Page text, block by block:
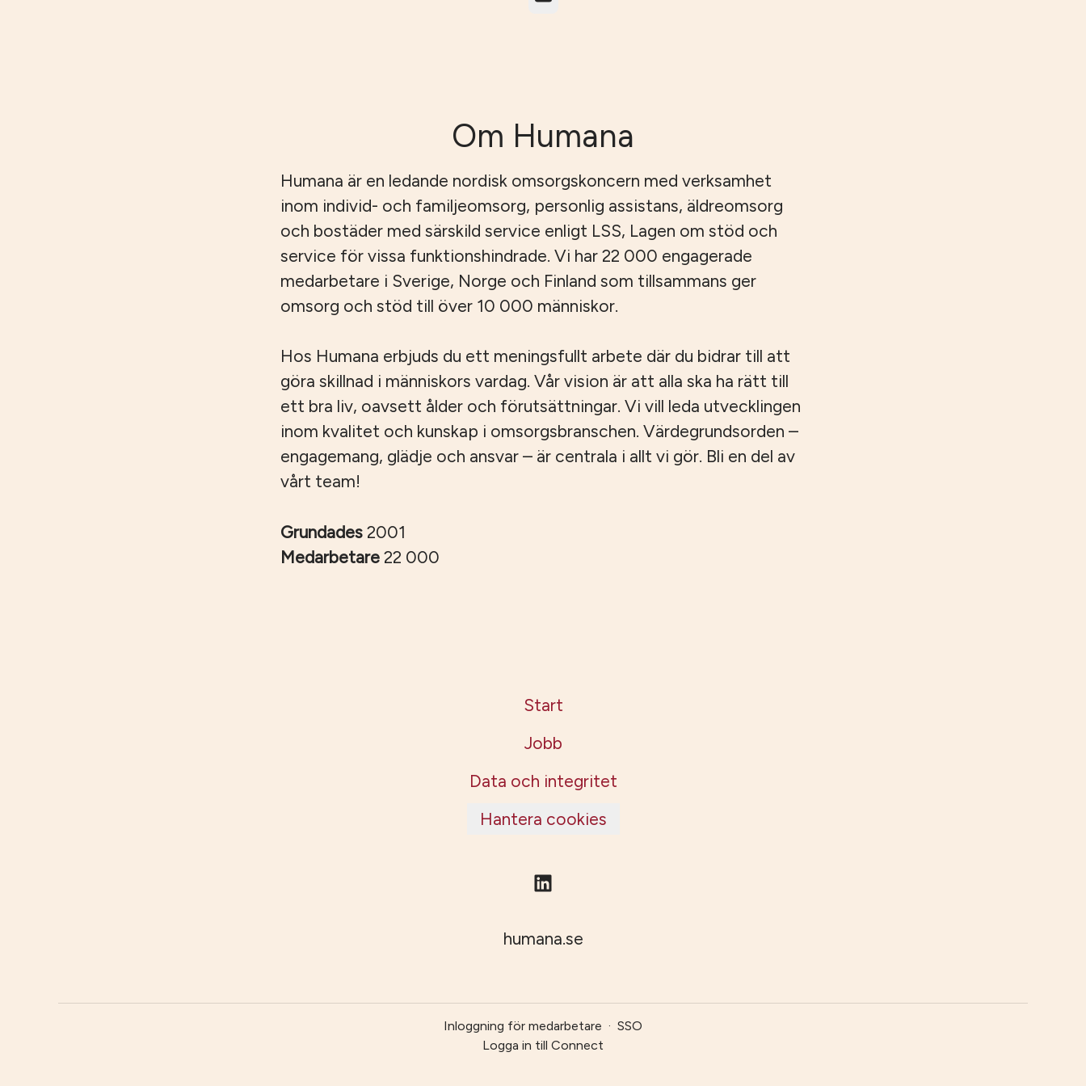
Om Humana
Humana är en ledande nordisk omsorgskoncern med verksamhet
inom individ- och familjeomsorg, personlig assistans, äldreomsorg
och bostäder med särskild service enligt LSS, Lagen om stöd och
service för vissa funktionshindrade. Vi har 22 000 engagerade
medarbetare i Sverige, Norge och Finland som tillsammans ger
omsorg och stöd till över 10 000 människor.
Hos Humana erbjuds du ett meningsfullt arbete där du bidrar till att
göra skillnad i människors vardag. Vår vision är att alla ska ha rätt till
ett bra liv, oavsett ålder och förutsättningar. Vi vill leda utvecklingen
inom kvalitet och kunskap i omsorgsbranschen. Värdegrundsorden –
engagemang, glädje och ansvar – är centrala i allt vi gör. Bli en del av
vårt team!
Grundades 2001
Medarbetare 22 000
Start
Jobb
Data och integritet
Hantera cookies
humana.se
Inloggning för medarbetare · SSO
Logga in till Connect